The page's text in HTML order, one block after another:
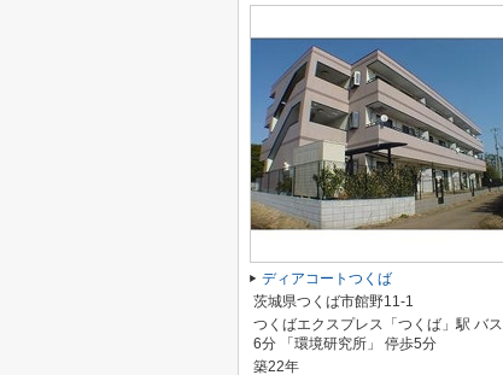
ディアコートつくば
茨城県つくば市館野11-1
つくばエクスプレス「つくば」駅 バス
6分 「環境研究所」 停歩5分
築22年